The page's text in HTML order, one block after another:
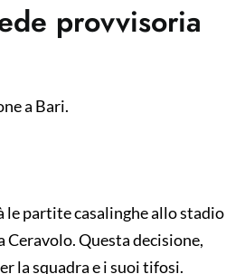
provvisoria
a Bari.
le partite casalinghe allo stadio
Ceravolo.Questa decisione,
la squadra e i suoi tifosi.